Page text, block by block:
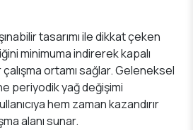
tasarımı ile dikkat çeken
minimuma indirerek kapalı
ortamı sağlar. Geleneksel
periyodik yağ değişimi
hem zaman kazandırır
alanı sunar.